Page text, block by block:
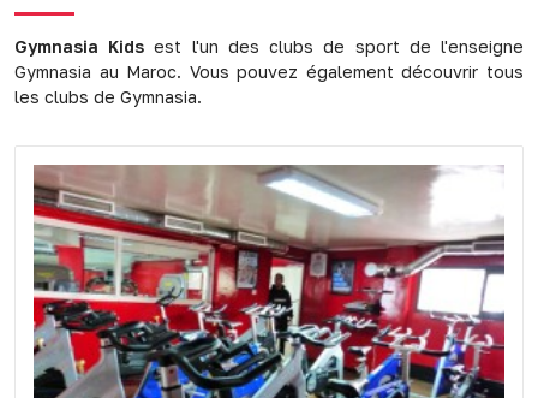
Gymnasia Kids est l'un des clubs de sport de l'enseigne
Gymnasia au Maroc. Vous pouvez également découvrir tous
les clubs de Gymnasia.